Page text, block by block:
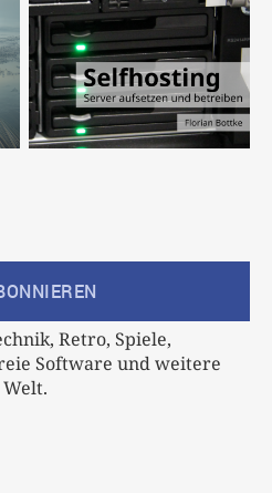
Retro, Spiele,
Software und weitere
Welt.